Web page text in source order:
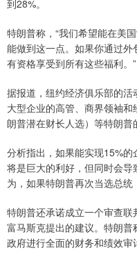
到28%。
特朗普称，“我们希望能在美
能做到这一点。如果你通过
有资格享受到所有这些福利。”
据报道，纽约经济俱乐部的
大型企业的高管、商界领袖
朗普潜在财长人选）等特朗普
分析指出，如果能实现15%
将是巨大的利好，但同时会
为，如果特朗普再次当选总统
特朗普还承诺成立一个审查
富马斯克提出的建议。特朗普
政府进行全面的财务和绩效审